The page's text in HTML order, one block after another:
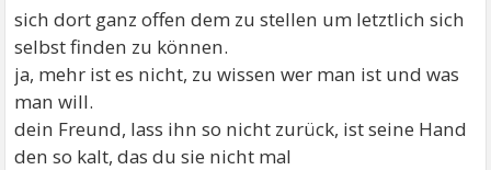
sich dort ganz offen dem zu stellen um letztlich sich
selbst finden zu können.
ja, mehr ist es nicht, zu wissen wer man ist und was
man will.
dein Freund, lass ihn so nicht zurück, ist seine Hand
den so kalt, das du sie nicht mal